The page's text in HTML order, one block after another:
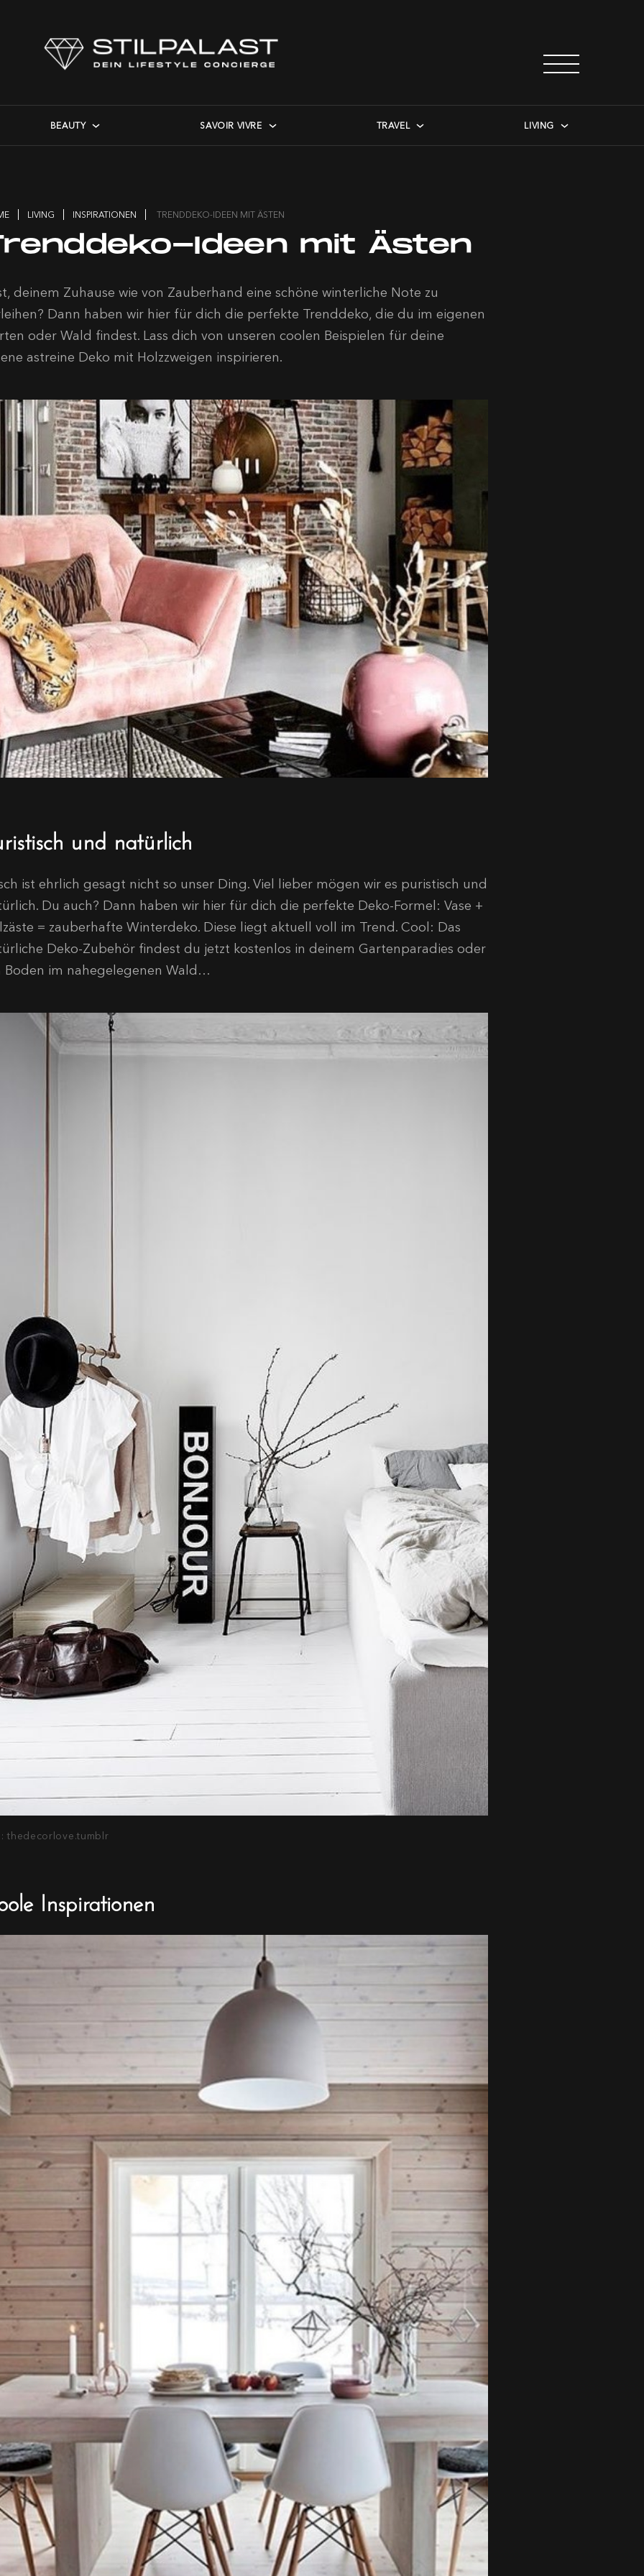
BEAUTY SAVOIR VIVRE TRAVEL LIVING
LIVING INSPIRATIONEN TRENDDEKO-IDEEN MIT ÄSTEN
Ideen mit Ästen
deinem Zuhause wie von Zauberhand eine schöne winterliche Note zu
Dann haben wir hier für dich die perfekte Trenddeko, die du im eigenen
oder Wald findest. Lass dich von unseren coolen Beispielen für deine
astreine Deko mit Holzzweigen inspirieren.
und natürlich
ist ehrlich gesagt nicht so unser Ding. Viel lieber mögen wir es puristisch und
Du auch? Dann haben wir hier für dich die perfekte Deko-Formel: Vase +
= zauberhafte Winterdeko. Diese liegt aktuell voll im Trend. Cool: Das
Deko-Zubehör findest du jetzt kostenlos in deinem Gartenparadies oder
Boden im nahegelegenen Wald…
thedecorlove.tumblr
Inspirationen